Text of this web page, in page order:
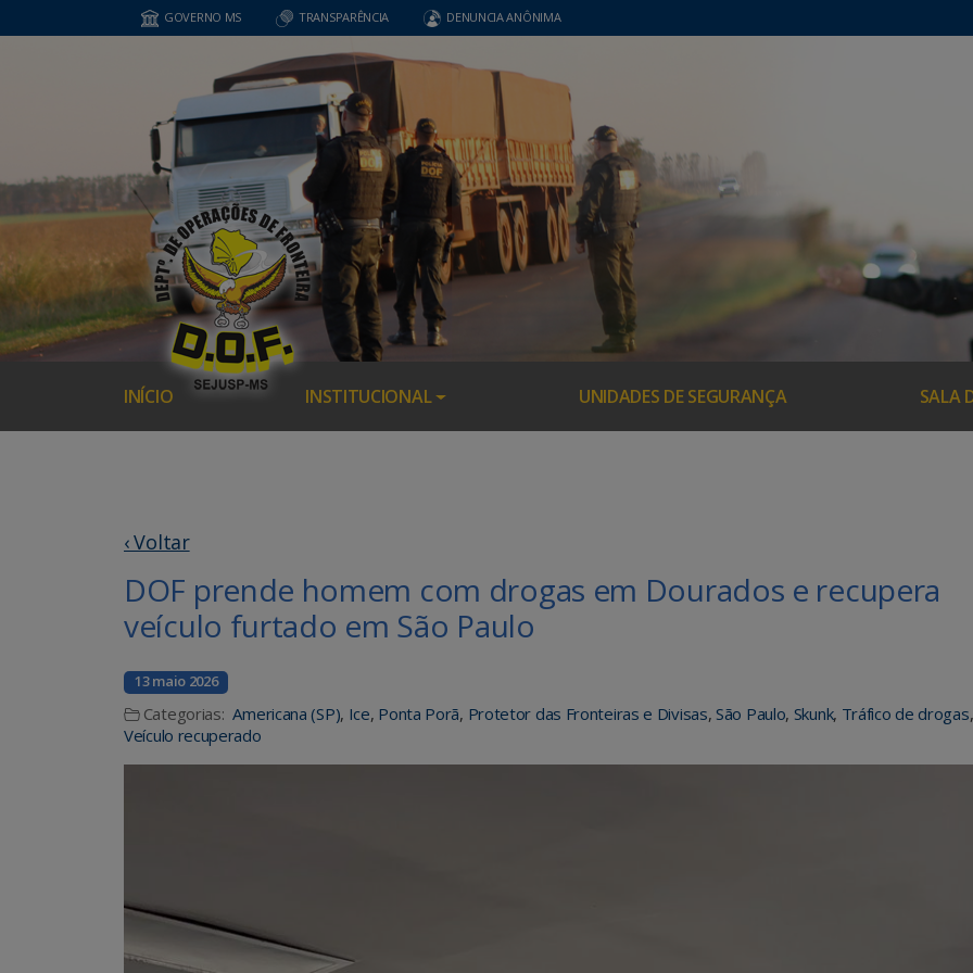
GOVERNO MS TRANSPARÊNCIA DENUNCIA ANÔNIMA
INÍCIO INSTITUCIONAL UNIDADES DE SEGURANÇA SALA
‹ Voltar
DOF prende homem com drogas em Dourados e recupera
veículo furtado em São Paulo
13 maio 2026
Categorias: Americana (SP), Ice, Ponta Porã, Protetor das Fronteiras e Divisas, São Paulo, Skunk, Tráfico de drogas,
Veículo recuperado